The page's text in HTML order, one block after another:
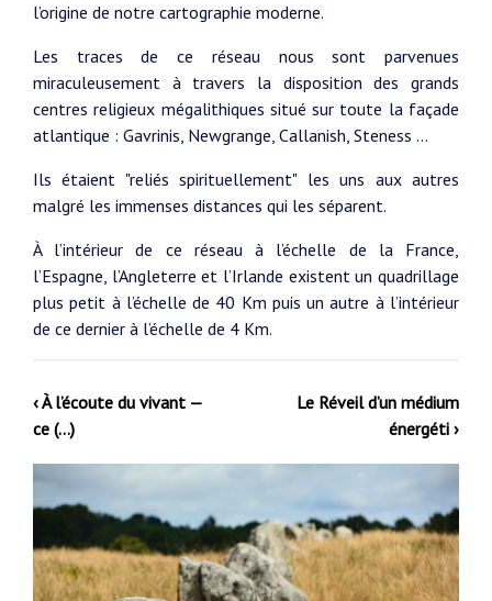
l’origine de notre cartographie moderne.
Les traces de ce réseau nous sont parvenues
miraculeusement à travers la disposition des grands
centres religieux mégalithiques situé sur toute la façade
atlantique : Gavrinis, Newgrange, Callanish, Steness ...
Ils étaient "reliés spirituellement" les uns aux autres
malgré les immenses distances qui les séparent.
À l’intérieur de ce réseau à l’échelle de la France,
l’Espagne, l’Angleterre et l’Irlande existent un quadrillage
plus petit à l’échelle de 40 Km puis un autre à l’intérieur
de ce dernier à l’échelle de 4 Km.
‹ À l’écoute du vivant —
ce (…)
Le Réveil d’un médium
énergéti ›